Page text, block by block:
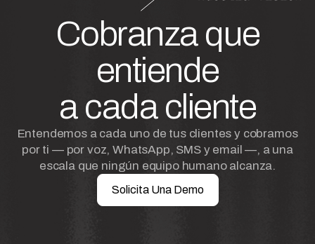
Cobranza que
entiende
a cada cliente
Entendemos a cada uno de tus clientes y cobramos
por ti — por voz, WhatsApp, SMS y email —, a una
escala que ningún equipo humano alcanza.
Solicita Una Demo